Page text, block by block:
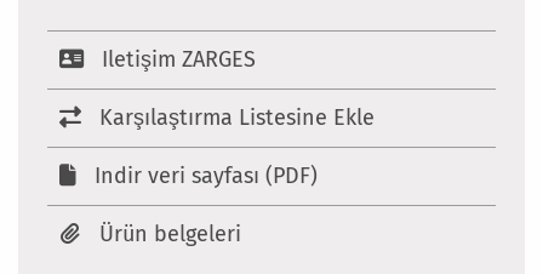
Iletişim ZARGES
Karşılaştırma Listesine Ekle
Indir veri sayfası (PDF)
Ürün belgeleri